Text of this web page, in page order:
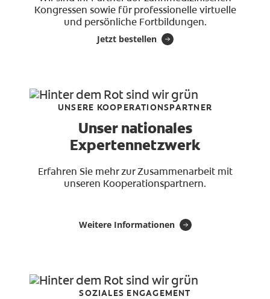
Kongressen sowie für professionelle virtuelle
und persönliche Fortbildungen.
Jetzt bestellen
UNSERE KOOPERATIONSPARTNER
Unser nationales
Expertennetzwerk
Erfahren Sie mehr zur Zusammenarbeit mit
unseren Kooperationspartnern.
Weitere Informationen
SOZIALES ENGAGEMENT